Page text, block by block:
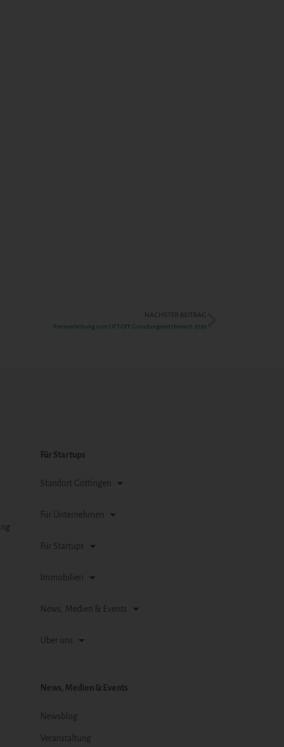
NÄCHSTER BEITRAG
Preisverleihung zum LIFT-OFF Gründungswettbewerb 2026
Für Startups
Standort Göttingen
Für Unternehmen
Für Startups
Immobilien
News, Medien & Events
Über uns
News, Medien & Events
Newsblog
Veranstaltung